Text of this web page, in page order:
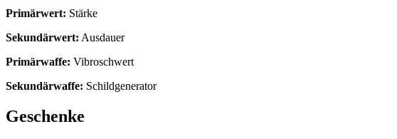
Primärwert: Stärke
Sekundärwert: Ausdauer
Primärwaffe: Vibroschwert
Sekundärwaffe: Schildgenerator
Geschenke